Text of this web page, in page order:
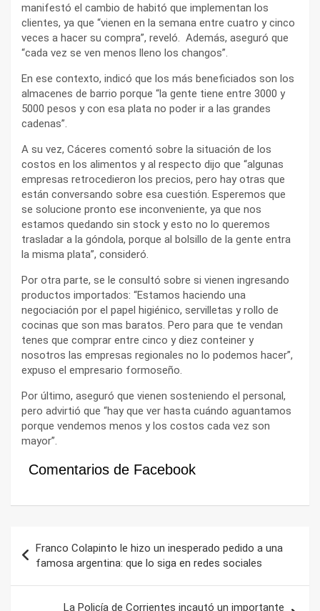
manifestó el cambio de habitó que implementan los
clientes, ya que “vienen en la semana entre cuatro y cinco
veces a hacer su compra”, reveló. Además, aseguró que
“cada vez se ven menos lleno los changos”.
En ese contexto, indicó que los más beneficiados son los
almacenes de barrio porque “la gente tiene entre 3000 y
5000 pesos y con esa plata no poder ir a las grandes
cadenas”.
A su vez, Cáceres comentó sobre la situación de los
costos en los alimentos y al respecto dijo que “algunas
empresas retrocedieron los precios, pero hay otras que
están conversando sobre esa cuestión. Esperemos que
se solucione pronto ese inconveniente, ya que nos
estamos quedando sin stock y esto no lo queremos
trasladar a la góndola, porque al bolsillo de la gente entra
la misma plata”, consideró.
Por otra parte, se le consultó sobre si vienen ingresando
productos importados: “Estamos haciendo una
negociación por el papel higiénico, servilletas y rollo de
cocinas que son mas baratos. Pero para que te vendan
tenes que comprar entre cinco y diez conteiner y
nosotros las empresas regionales no lo podemos hacer”,
expuso el empresario formoseño.
Por último, aseguró que vienen sosteniendo el personal,
pero advirtió que “hay que ver hasta cuándo aguantamos
porque vendemos menos y los costos cada vez son
mayor”.
Comentarios de Facebook
de
entradas
Franco Colapinto le hizo un inesperado pedido a una
famosa argentina: que lo siga en redes sociales
La Policía de Corrientes incautó un importante